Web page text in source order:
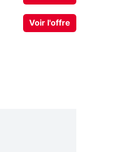
Voir l'offre